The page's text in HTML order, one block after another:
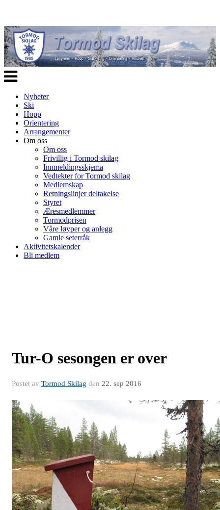
Veksle
navigasjon
Nyheter
Ski
Hopp
Orientering
Arrangementer
Om oss
Om oss
Frivillig i Tormod skilag
Innmeldingsskjema
Vedtekter for Tormod skilag
Medlemskap
Retningslinjer deltakelse
Styret
Æresmedlemmer
Tormodprisen
Våre løyper og anlegg
Gamle seterråk
Aktivitetskalender
Bli medlem
Tur-O sesongen er over
Postet av Tormod Skilag den 22. sep 2016